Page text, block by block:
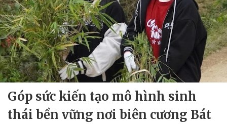
Góp sức kiến tạo mô hình sinh
thái bền vững nơi biên cương Bát